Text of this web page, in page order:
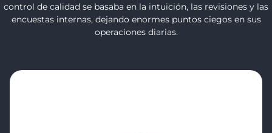
control de calidad se basaba en la intuición, las revisiones y las
encuestas internas, dejando enormes puntos ciegos en sus
operaciones diarias.